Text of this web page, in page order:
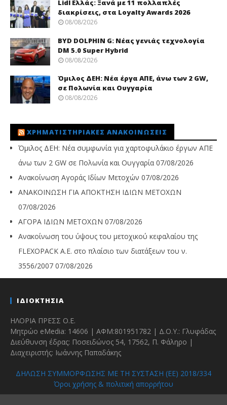
Lidl Ελλάς: Ξανά με 11 πολλαπλές
διακρίσεις, στα Loyalty Awards 2026
08/08/2026
BYD DOLPHIN G: Νέας γενιάς τεχνολογία
DM 5.0 Super Hybrid
08/08/2026
Όμιλος ΔΕΗ: Νέα έργα ΑΠΕ, άνω των 2 GW,
σε Πολωνία και Ουγγαρία
08/08/2026
ΧΡΗΜΑΤΙΣΤΗΡΙΑΚΈΣ ΑΝΑΚΟΙΝΏΣΕΙΣ
Όμιλος ΔΕΗ: Νέα συμφωνία για χαρτοφυλάκιο έργων ΑΠΕ
άνω των 2 GW σε Πολωνία και Ουγγαρία 07/08/2026
Ανακοίνωση Αγοράς Ιδίων Μετοχών 07/08/2026
ΑΝΑΚΟΙΝΩΣΗ ΓΙΑ ΑΠΟΚΤΗΣΗ ΙΔΙΩΝ ΜΕΤΟΧΩΝ
07/08/2026
ΑΓΟΡΑ ΙΔΙΩΝ ΜΕΤΟΧΩΝ 07/08/2026
Ανακοίνωση του ύψους του μετοχικού κεφαλαίου της
FLEXOPACK A.E. στο πλαίσιο των διατάξεων του ν.
3556/2007 07/08/2026
ΙΔΙΟΚΤΗΣΙΑ
ΗΛΟΡΙΑ ΠΡΕΣΣ Ο.Ε.
Μητρώο eMedia: 14606 | ΑΦΜ:801951782 | Δ.Ο.Υ.: Γλυφάδας
Διεύθυνση έδρας: Ποσειδώνος 54, 17562, Π. Φάληρο |
Διαχειριστής: Ιωάννης Παπαδάκης
ΔΗΛΩΣΗ ΣΥΜΜΟΡΦΩΣΗΣ ΜΕ ΤΗ ΣΥΣΤΑΣΗ (ΕΕ) 2018/334
Όροι χρήσης & πολιτική απορρήτου